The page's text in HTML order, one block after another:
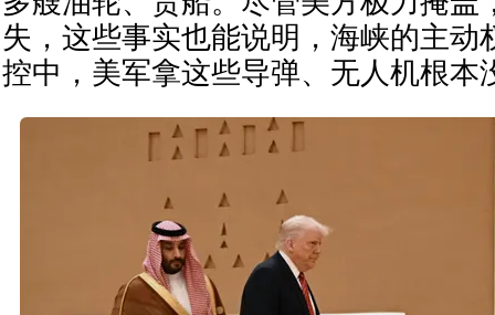
失，这些事实也能说明，海峡的主动
控中，美军拿这些导弹、无人机根本